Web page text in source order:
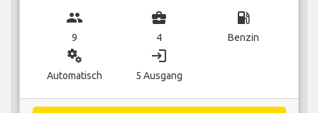
group
9
business_center
4
local_gas_station
Benzin
miscellaneous_services
Automatisch
login
5 Ausgang